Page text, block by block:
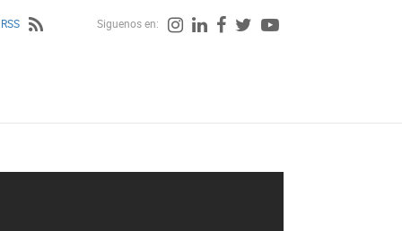
Siguenos en: